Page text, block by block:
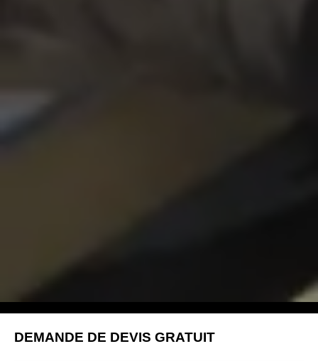
DEMANDE DE DEVIS GRATUIT